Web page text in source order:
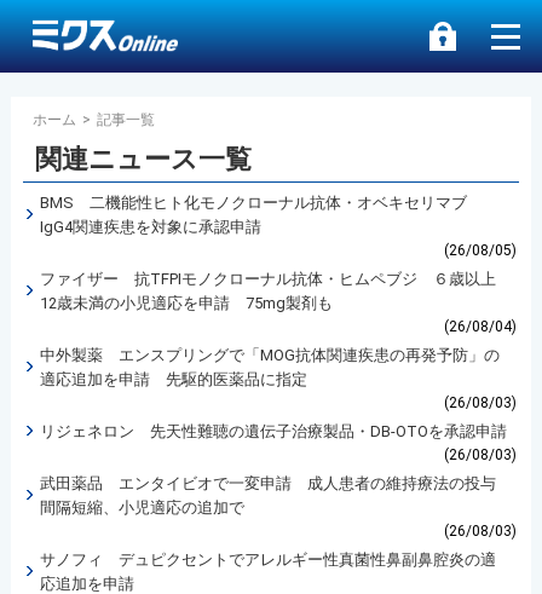
ホーム > 記事一覧
関連ニュース一覧
BMS 二機能性ヒト化モノクローナル抗体・オベキセリマブ
IgG4関連疾患を対象に承認申請
(26/08/05)
ファイザー 抗TFPIモノクローナル抗体・ヒムペブジ ６歳以上
12歳未満の小児適応を申請 75mg製剤も
(26/08/04)
中外製薬 エンスプリングで「MOG抗体関連疾患の再発予防」の
適応追加を申請 先駆的医薬品に指定
(26/08/03)
リジェネロン 先天性難聴の遺伝子治療製品・DB-OTOを承認申請
(26/08/03)
武田薬品 エンタイビオで一変申請 成人患者の維持療法の投与
間隔短縮、小児適応の追加で
(26/08/03)
サノフィ デュピクセントでアレルギー性真菌性鼻副鼻腔炎の適
応追加を申請